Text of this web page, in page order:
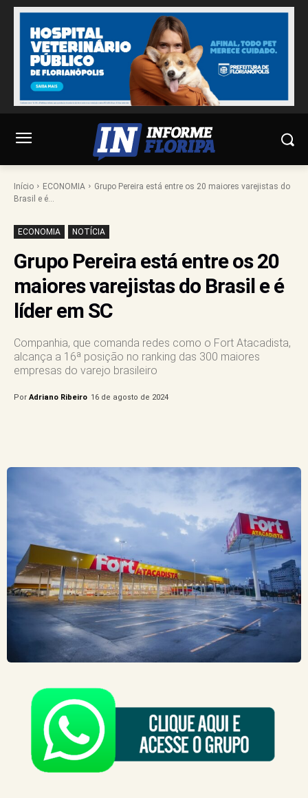
Início ECONOMIA
Grupo Pereira está entre os 20 maiores varejistas do
Brasil e é...
ECONOMIA NOTÍCIA
Grupo Pereira está entre os 20
maiores varejistas do Brasil e é
líder em SC
Companhia, que comanda redes como o Fort Atacadista,
alcança a 16ª posição no ranking das 300 maiores
empresas do varejo brasileiro
Por Adriano Ribeiro 16 de agosto de 2024